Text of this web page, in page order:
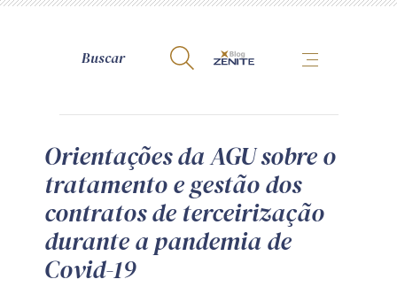
A Zênite
Como publicar conosco
Site da Zênite
Contato
Orientações da AGU sobre o
tratamento e gestão dos
contratos de terceirização
durante a pandemia de
Covid-19